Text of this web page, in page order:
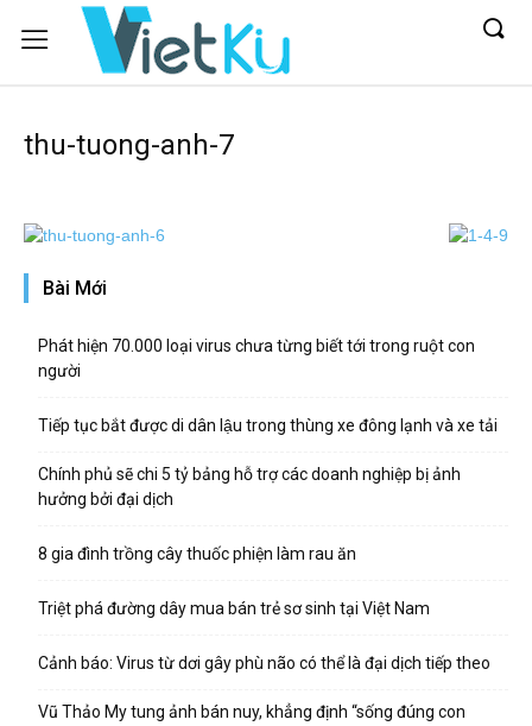
thu-tuong-anh-7
Bài Mới
Phát hiện 70.000 loại virus chưa từng biết tới trong ruột con
người
Tiếp tục bắt được di dân lậu trong thùng xe đông lạnh và xe tải
Chính phủ sẽ chi 5 tỷ bảng hỗ trợ các doanh nghiệp bị ảnh
hưởng bởi đại dịch
8 gia đình trồng cây thuốc phiện làm rau ăn
Triệt phá đường dây mua bán trẻ sơ sinh tại Việt Nam
Cảnh báo: Virus từ dơi gây phù não có thể là đại dịch tiếp theo
Vũ Thảo My tung ảnh bán nuy, khẳng định “sống đúng con